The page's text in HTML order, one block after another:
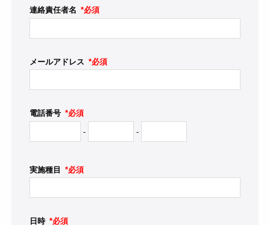
連絡責任者名 *必須
メールアドレス *必須
電話番号 *必須
- -
実施種目 *必須
日時 *必須